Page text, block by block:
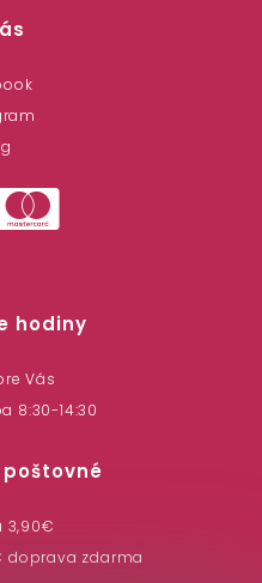
hodiny
Vás
8:30-14:30
3,90€
doprava zdarma